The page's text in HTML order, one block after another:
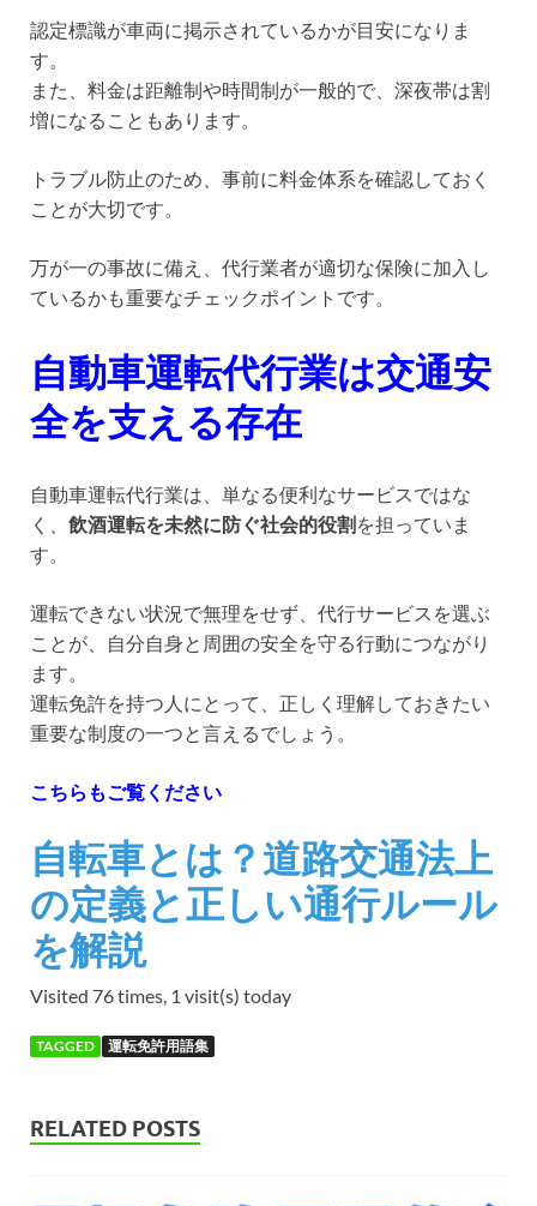
認定標識が車両に掲示されているかが目安になりま
す。
また、料金は距離制や時間制が一般的で、深夜帯は割
増になることもあります。
トラブル防止のため、事前に料金体系を確認しておく
ことが大切です。
万が一の事故に備え、代行業者が適切な保険に加入し
ているかも重要なチェックポイントです。
自動車運転代行業は交通安
全を支える存在
自動車運転代行業は、単なる便利なサービスではな
く、 飲酒運転を未然に防ぐ社会的役割 を担っていま
す。
運転できない状況で無理をせず、代行サービスを選ぶ
ことが、自分自身と周囲の安全を守る行動につながり
ます。
運転免許を持つ人にとって、正しく理解しておきたい
重要な制度の一つと言えるでしょう。
こちらもご覧ください
自転車とは？道路交通法上
の定義と正しい通行ルール
を解説
Visited 76 times, 1 visit(s) today
TAGGED 運転免許用語集
RELATED POSTS